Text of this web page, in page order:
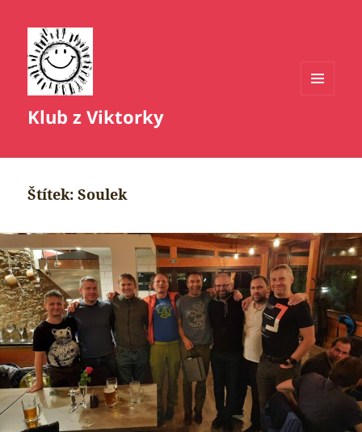
Klub z Viktorky
Štítek:Soulek